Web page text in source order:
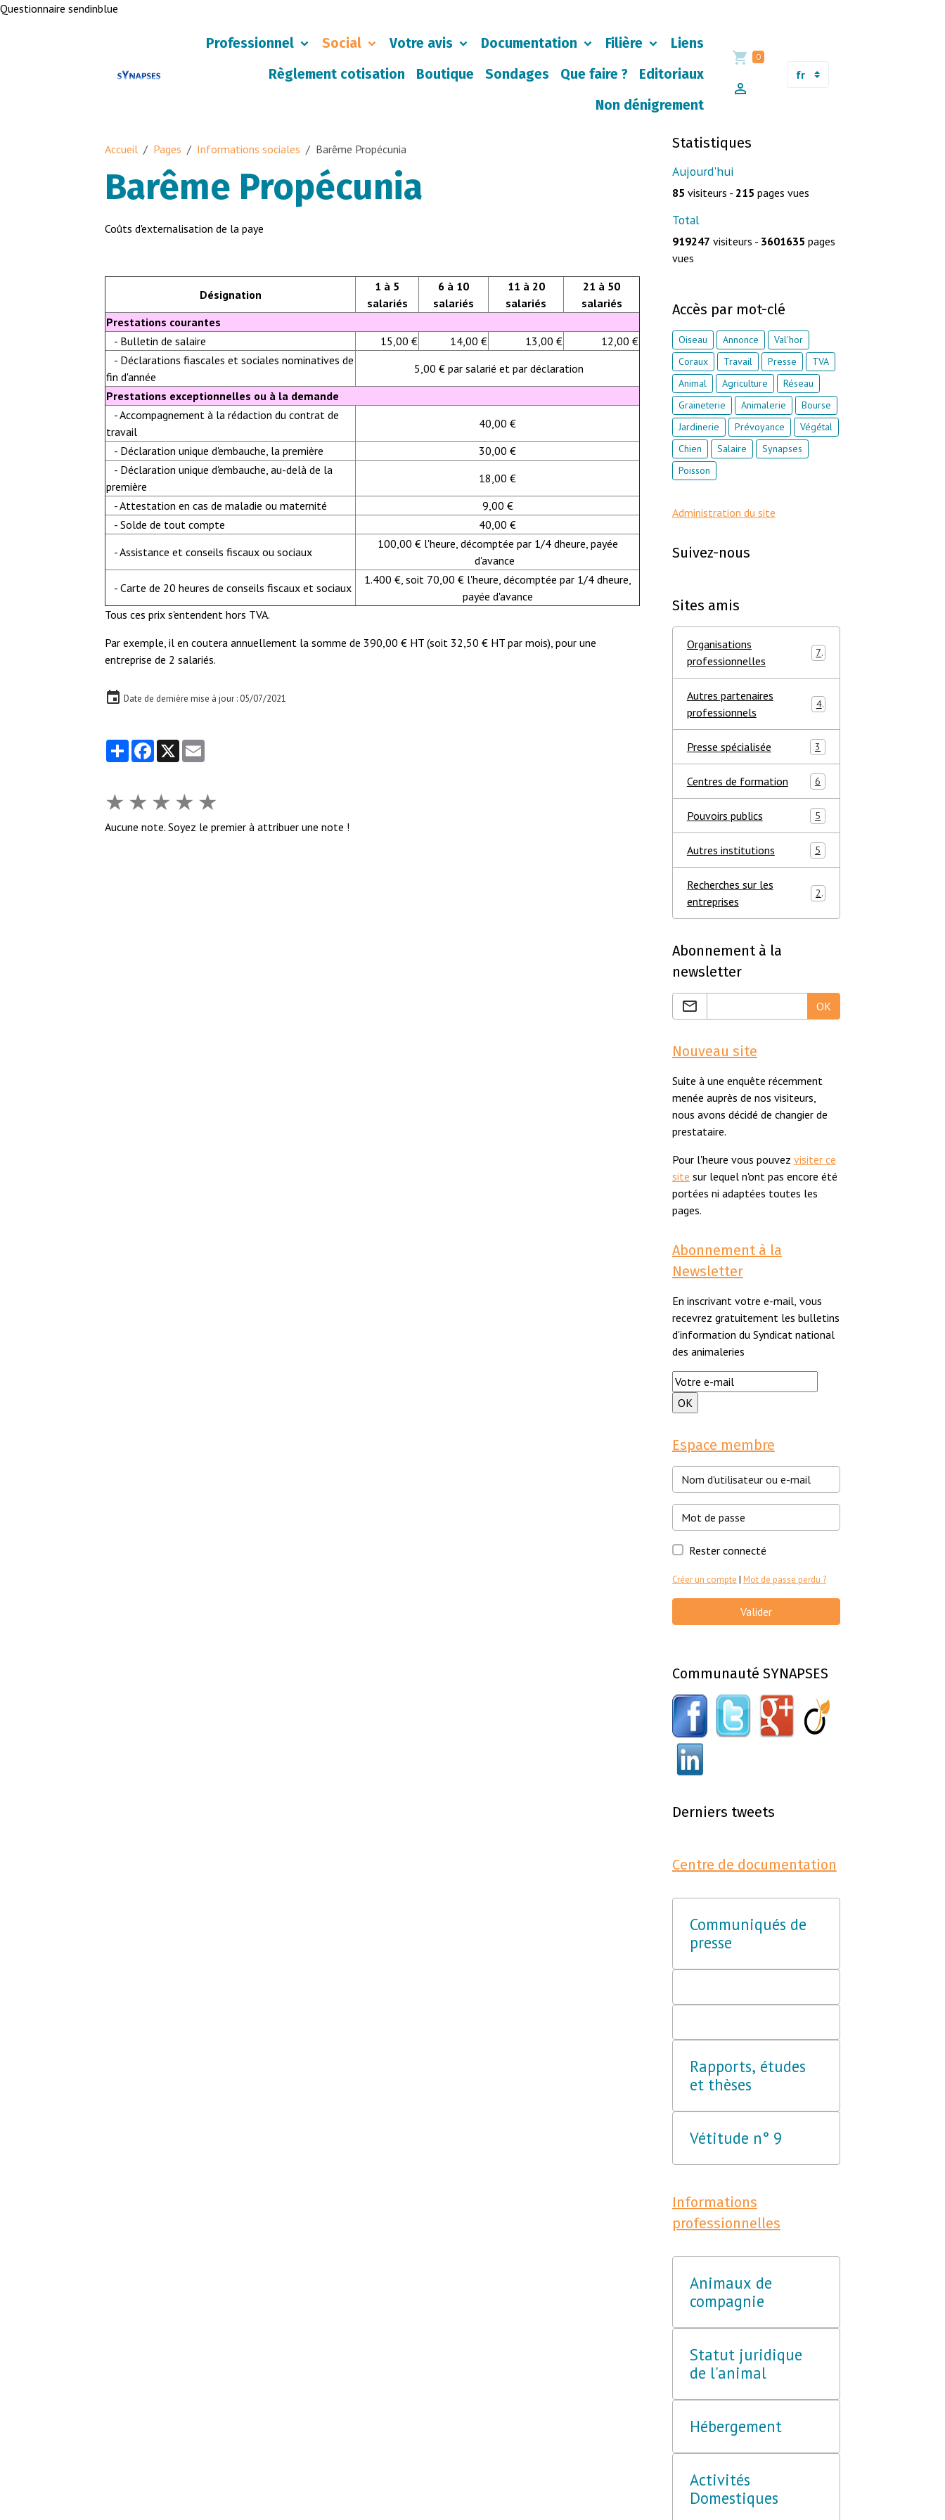
Questionnaire sendinblue
Professionnel Social Votre avis Documentation Filière
Liens
Règlement cotisation
Boutique Sondages Que faire ?
Editoriaux
Non dénigrement
0
Accueil Pages Informations sociales Barême Propécunia
Barême Propécunia
Coûts d'externalisation de la paye
Désignation
1 à 5
salariés
6 à 10
salariés
11 à 20
salariés
21 à 50
salariés
Prestations courantes
- Bulletin de salaire
15,00 € 14,00 € 13,00 €
12,00 €
- Déclarations fiascales et sociales nominatives de
fin d'année
5,00 € par salarié et par déclaration
Prestations exceptionnelles ou à la demande
- Accompagnement à la rédaction du contrat de
travail
40,00 €
- Déclaration unique d'embauche, la première
30,00 €
- Déclaration unique d'embauche, au-delà de la
première
18,00 €
- Attestation en cas de maladie ou maternité
9,00 €
- Solde de tout compte
40,00 €
- Assistance et conseils fiscaux ou sociaux
100,00 € l'heure, décomptée par 1/4 dheure, payée
d'avance
- Carte de 20 heures de conseils fiscaux et sociaux
1.400 €, soit 70,00 € l'heure, décomptée par 1/4 dheure,
payée d'avance
Tous ces prix s'entendent hors TVA.
Par exemple, il en coutera annuellement la somme de 390,00 € HT (soit 32,50 € HT par mois), pour une
entreprise de 2 salariés.
Date de dernière mise à jour : 05/07/2021
PartagerFacebook
X
★ ★ ★ ★ ★
Aucune note. Soyez le premier à attribuer une note !
Statistiques
Aujourd'hui
85 visiteurs - 215 pages vues
Total
919247 visiteurs - 3601635 pages
vues
Accès par mot-clé
Oiseau Annonce
Val'hor
Coraux
Travail Presse
TVA
Animal
Agriculture
Réseau
Graineterie
Animalerie
Bourse
Jardinerie
Prévoyance
Végétal
Chien
Salaire
Synapses
Poisson
Administration du site
Suivez-nous
Sites amis
Organisations
professionnelles
7
Autres partenaires
professionnels
4
Presse spécialisée 3
Centres de formation 6
Pouvoirs publics 5
Autres institutions 5
Recherches sur les
entreprises
2
Abonnement à la
newsletter
OK
Nouveau site
Suite à une enquête récemment
menée auprès de nos visiteurs,
nous avons décidé de changier de
prestataire.
Pour l'heure vous pouvez visiter ce
site sur lequel n'ont pas encore été
portées ni adaptées toutes les
pages.
Abonnement à la
Newsletter
En inscrivant votre e-mail, vous
recevrez gratuitement les bulletins
d'information du Syndicat national
des animaleries
Espace membre
Rester connecté
Créer un compte | Mot de passe perdu ?
Valider
Communauté SYNAPSES
Derniers tweets
Centre de documentation
Communiqués de
presse
Rapports, études
et thèses
Vétitude n° 9
Informations
professionnelles
Animaux de
compagnie
Statut juridique
de l'animal
Hébergement
Activités
Domestiques